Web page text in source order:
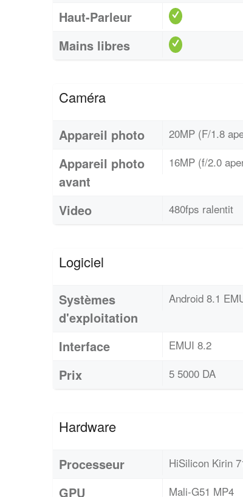
Haut-Parleur
Mains libres
Caméra
Appareil photo 20MP (F/1.8
Appareil photo
avant
16MP (f/2.0
Video 480fps ralentit
Logiciel
Systèmes
d'exploitation
Android 8.1
Interface EMUI 8.2
Prix 5 5000 DA
Hardware
Processeur HiSilicon Kirin
GPU Mali-G51 MP4